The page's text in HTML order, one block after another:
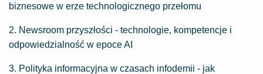
biznesowe w erze technologicznego przełomu
2. Newsroom przyszłości - technologie, kompetencje i
odpowiedzialność w epoce AI
3. Polityka informacyjna w czasach infodemii - jak